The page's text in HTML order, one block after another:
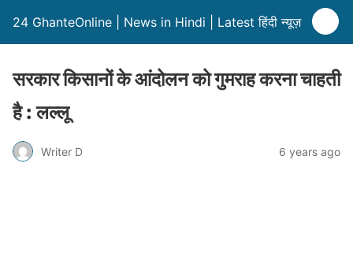
24 GhanteOnline | News in Hindi | Latest हिंदी न्यूज़
सरकार किसानों के आंदोलन को गुमराह करना चाहती
है : लल्लू
Writer D 6 years ago